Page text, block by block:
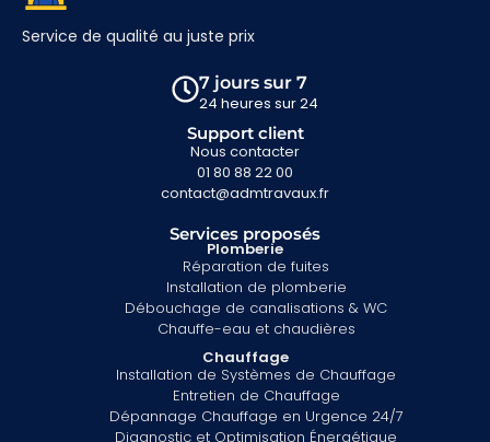
Service de qualité au juste prix
7 jours sur 7
24 heures sur 24
Support client
Nous contacter
01 80 88 22 00
contact@admtravaux.fr
Services proposés
Plomberie
Réparation de fuites
Installation de plomberie
Débouchage de canalisations & WC
Chauffe-eau et chaudières
Chauffage
Installation de Systèmes de Chauffage
Entretien de Chauffage
Dépannage Chauffage en Urgence 24/7
Diagnostic et Optimisation Énergétique